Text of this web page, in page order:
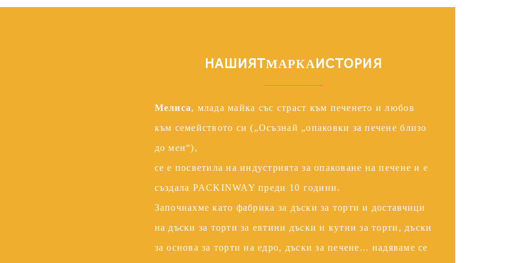
НАШИЯТМАРКАИСТОРИЯ
Мелиса, млада майка със страст към печенето и любов
към семейството си („Осъзнай „опаковки за печене близо
до мен“),
се е посветила на индустрията за опаковане на печене и е
създала PACKINWAY преди 10 години.
Започнахме като фабрика за дъски за торти и доставчици
на дъски за торти за евтини дъски и кутии за торти, дъски
за основа за торти на едро, дъски за печене... надяваме се